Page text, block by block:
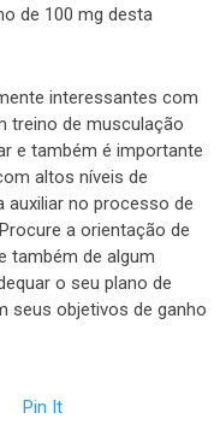
de 100 mg desta
interessantes com
treino de musculação
e também é importante
altos níveis de
auxiliar no processo de
a orientação de
também de algum
o seu plano de
seus objetivos de ganho
Pin It